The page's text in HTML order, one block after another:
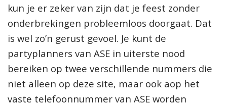
kun je er zeker van zijn dat je feest zonder
onderbrekingen probleemloos doorgaat. Dat
is wel zo’n gerust gevoel. Je kunt de
partyplanners van ASE in uiterste nood
bereiken op twee verschillende nummers die
niet alleen op deze site, maar ook aop het
vaste telefoonnummer van ASE worden